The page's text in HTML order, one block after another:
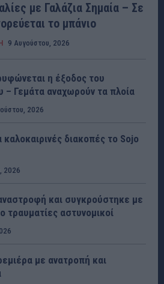
με Γαλάζια Σημαία – Σε
το μπάνιο
9 Αυγούστου, 2026
η έξοδος του
– Γεμάτα αναχωρούν τα πλοία
2026
καλοκαιρινές διακοπές το Sojo
2026
και συγκρούστηκε με
τραυματίες αστυνομικοί
με ανατροπή και